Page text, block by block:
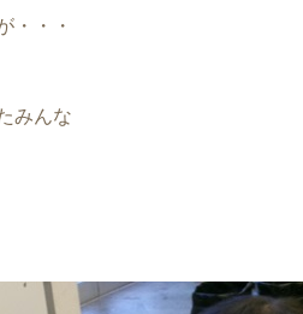
・・・
みんな